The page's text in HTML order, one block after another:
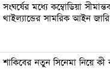
সংঘর্ষের মধ্যে কম্বোডিয়া
থাইল্যান্ডের সামরিক আইন জারি
শাকিবের নতুন সিনেমা নিয়ে